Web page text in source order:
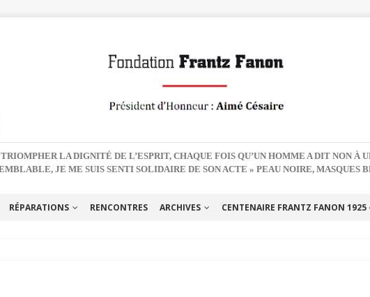
LA DIGNITÉ DE L’ESPRIT, CHAQUE FOIS QU’UN HOMME A DIT NON À
JE ME SUIS SENTI SOLIDAIRE DE SON ACTE » PEAU NOIRE, MASQUES
RÉPARATIONS RENCONTRES ARCHIVES CENTENAIRE FRANTZ FANON 1925